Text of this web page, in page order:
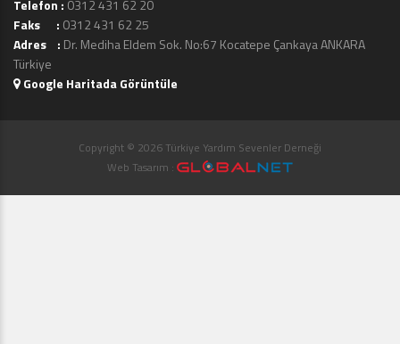
Telefon : 0312 431 62 20
Faks : 0312 431 62 25
Adres : Dr. Mediha Eldem Sok. No:67 Kocatepe Çankaya ANKARA
Türkiye
Google Haritada Görüntüle
Copyright © 2026 Türkiye Yardım Sevenler Derneği
Web Tasarım :